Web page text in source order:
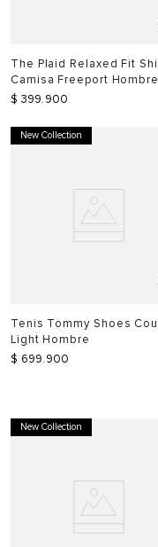
The Plaid Relaxed Fit
Camisa Freeport Hombre
$ 399.900
New Collection
Tenis Tommy Shoes
Light Hombre
$ 699.900
New Collection